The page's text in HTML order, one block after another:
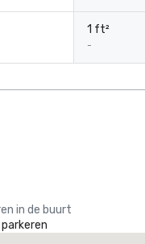
1 ft²
-
in de buurt